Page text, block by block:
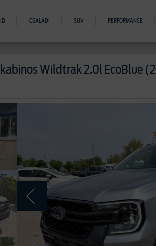
CSALÁDI SUV PERFORMANCE
Wildtrak 2.0l EcoBlue